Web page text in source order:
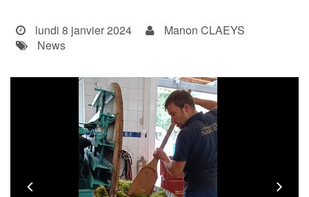
lundi 8 janvier 2024
Manon CLAEYS
News
Previous
L'établissement
International
Actualités
Taxe d'apprentissage